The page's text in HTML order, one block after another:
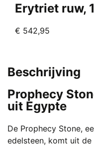
Erytriet ruw,
€ 542,95
Beschrijving
Prophecy
uit Egypte
De Prophecy Stone,
edelsteen, komt uit